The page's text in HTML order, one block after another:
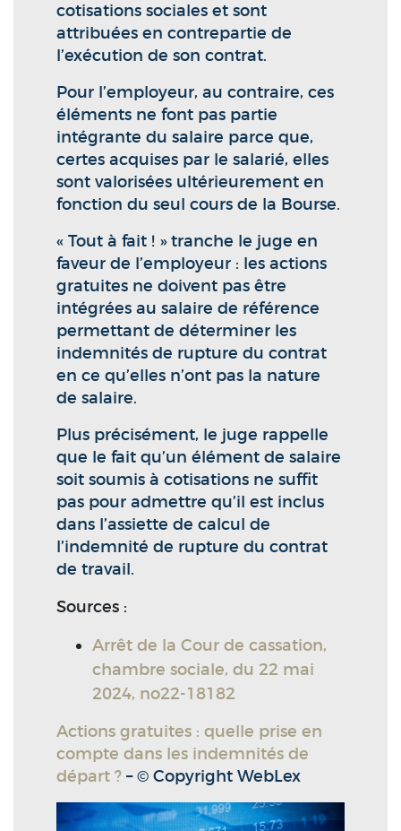
cotisations sociales et sont
attribuées en contrepartie de
l’exécution de son contrat.
Pour l’employeur, au contraire, ces
éléments ne font pas partie
intégrante du salaire parce que,
certes acquises par le salarié, elles
sont valorisées ultérieurement en
fonction du seul cours de la Bourse.
« Tout à fait ! » tranche le juge en
faveur de l’employeur : les actions
gratuites ne doivent pas être
intégrées au salaire de référence
permettant de déterminer les
indemnités de rupture du contrat
en ce qu’elles n’ont pas la nature
de salaire.
Plus précisément, le juge rappelle
que le fait qu’un élément de salaire
soit soumis à cotisations ne suffit
pas pour admettre qu’il est inclus
dans l’assiette de calcul de
l’indemnité de rupture du contrat
de travail.
Sources :
Arrêt de la Cour de cassation,
chambre sociale, du 22 mai
2024, no22-18182
Actions gratuites : quelle prise en
compte dans les indemnités de
départ ? – © Copyright WebLex